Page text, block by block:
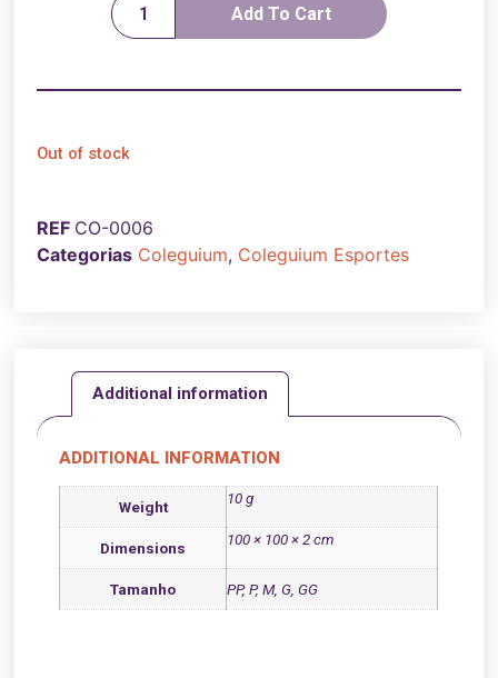
Add To Cart
Out of stock
REF CO-0006
Categorias Coleguium, Coleguium Esportes
Additional information
ADDITIONAL INFORMATION
Weight 10 g
Dimensions 100 × 100 × 2 cm
Tamanho PP, P, M, G, GG